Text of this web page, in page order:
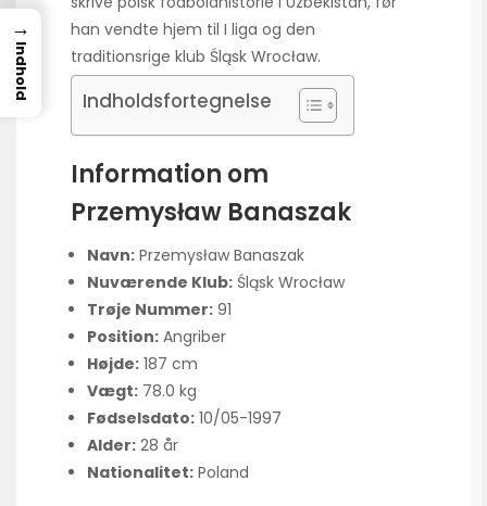
han vendte hjem til I liga og den
traditionsrige klub Śląsk Wrocław.
Indholdsfortegnelse
Information om
Przemysław Banaszak
Navn: Przemysław Banaszak
Nuværende Klub: Śląsk Wrocław
Trøje Nummer: 91
Position: Angriber
Højde: 187 cm
Vægt: 78.0 kg
Fødselsdato: 10/05-1997
Alder: 28 år
Nationalitet: Poland
→
Indhold